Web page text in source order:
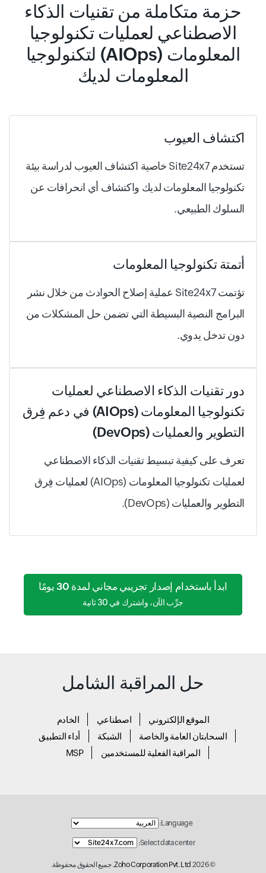
حزمة متكاملة من تقنيات الذكاء
الاصطناعي لعمليات تكنولوجيا
المعلومات (AIOps) لتكنولوجيا
المعلومات لديك
اكتشاف العيوب
تستخدم Site24x7 خاصية اكتشاف العيوب لدراسة بيئة
تكنولوجيا المعلومات لديك واكتشاف أي انحرافات عن
السلوك الطبيعي.
أتمتة تكنولوجيا المعلومات
تؤتمت Site24x7 عملية إصلاح الحوادث من خلال نشر
البرامج النصية البسيطة التي تضمن حل المشكلات من
دون تدخل يدوي.
دور تقنيات الذكاء الاصطناعي لعمليات
تكنولوجيا المعلومات (AIOps) في دعم فِرق
التطوير والعمليات (DevOps)
تعرف على كيفية تبسيط تقنيات الذكاء الاصطناعي
لعمليات تكنولوجيا المعلومات (AIOps) لعمليات فِرق
التطوير والعمليات (DevOps).
ابدأ باستخدام إصدار تجريبي مجاني لمدة 30 يومًا
جرِّب الآن، واشترك في 30 ثانية
حل المراقبة الشامل
الموقع الإلكتروني اصطناعي
الخادم
السحابتان العامة والخاصة
الشبكة
أداء التطبيق
المراقبة الفعلية للمستخدمين
MSP
Language:
Select data center:
© 2026
Zoho Corporation Pvt. Ltd. جميع الحقوق محفوظة.